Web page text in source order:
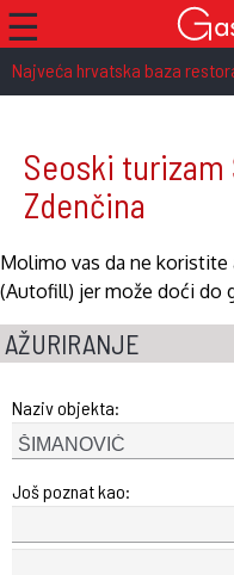
☰
Najveća hrvatska baza
Seoski turizam
Zdenčina
Molimo vas da ne
(Autofill) jer može doći do
AŽURIRANJE
Naziv objekta:
Još poznat kao: